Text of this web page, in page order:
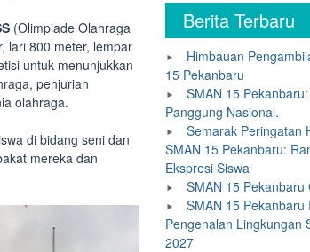
(Olimpiade Olahraga
lari 800 meter, lempar
untuk menunjukkan
penjurian
olahraga.
di bidang seni dan
mereka dan
Berita Terbaru
Himbauan
15 Pekanbaru
SMAN 15
Panggung Nasional.
Semarak Peringatan
SMAN 15 Pekanbaru:
Ekspresi Siswa
SMAN 15
SMAN 15
Pengenalan Lingkungan
2027